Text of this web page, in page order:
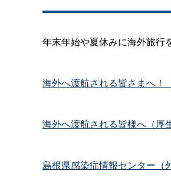
年末年始や夏休みに海外旅行
海外へ渡航される皆さまへ！
海外へ渡航される皆様へ（厚
島根県感染症情報センター（